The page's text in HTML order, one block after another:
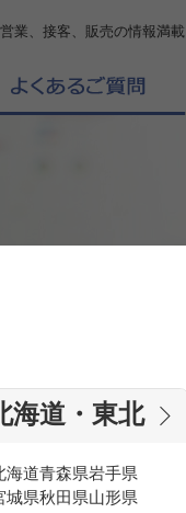
業、接客、販売の情報満載
海道・東北
海道青森県岩手県
城県秋田県山形県